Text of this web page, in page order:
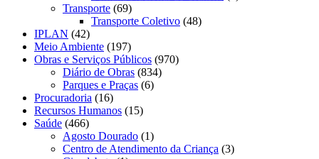
Transporte (69)
Transporte Coletivo (48)
IPLAN (42)
Meio Ambiente (197)
Obras e Serviços Públicos (970)
Diário de Obras (834)
Parques e Praças (6)
Procuradoria (16)
Recursos Humanos (15)
Saúde (466)
Agosto Dourado (1)
Centro de Atendimento da Criança (3)